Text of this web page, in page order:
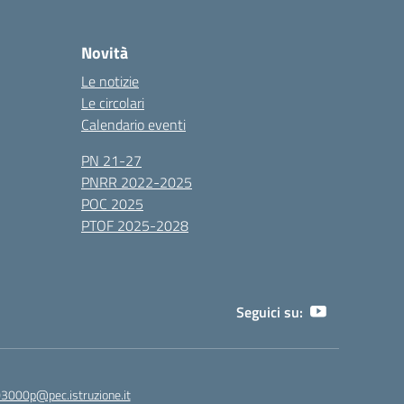
Novità
Le notizie
Le circolari
Calendario eventi
PN 21-27
PNRR 2022-2025
POC 2025
PTOF 2025-2028
Seguici su: